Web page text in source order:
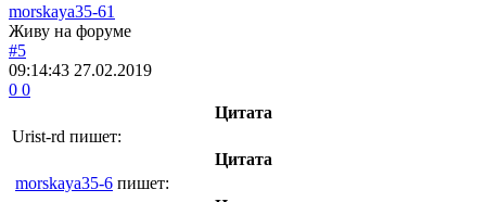
morskaya35-61
Живу на форуме
#5
09:14:43 27.02.2019
0 0
Цитата
Urist-rd пишет:
Цитата
morskaya35-6 пишет: